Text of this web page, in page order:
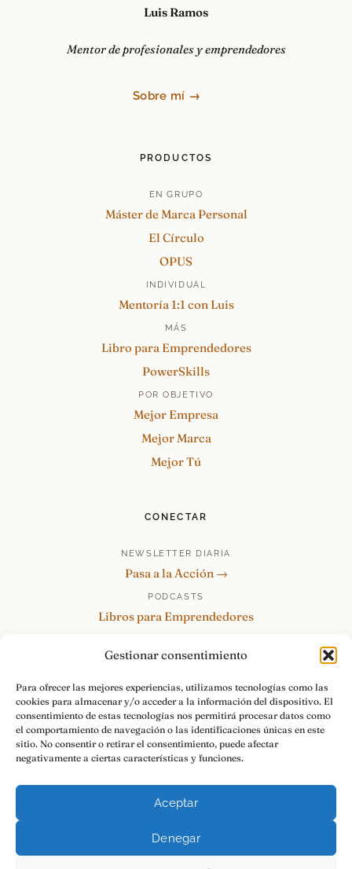
Gestionar consentimiento
Para ofrecer las mejores experiencias, utilizamos tecnologías como las
cookies para almacenar y/o acceder a la información del dispositivo. El
consentimiento de estas tecnologías nos permitirá procesar datos como
el comportamiento de navegación o las identificaciones únicas en este
sitio. No consentir o retirar el consentimiento, puede afectar
negativamente a ciertas características y funciones.
Aceptar
Denegar
Luis Ramos
Mentor de profesionales y emprendedores
Sobre mí →
PRODUCTOS
EN GRUPO
Máster de Marca Personal
El Círculo
OPUS
INDIVIDUAL
Mentoría 1:1 con Luis
MÁS
Libro para Emprendedores
PowerSkills
POR OBJETIVO
Mejor Empresa
Mejor Marca
Mejor Tú
CONECTAR
NEWSLETTER DIARIA
Pasa a la Acción →
PODCASTS
Libros para Emprendedores
re:Invéntate / PowerSkills
MENTOR360
HABLAMOS
Contacto y consultas →
Aviso LegalPrivacidad
Pasa a la Acción.